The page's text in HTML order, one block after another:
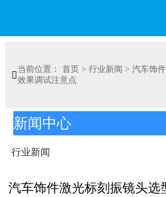

当前位置： 首页 > 行业新闻 > 汽车饰
效果调试注意点
新闻中心
行业新闻
汽车饰件激光标刻振镜头选